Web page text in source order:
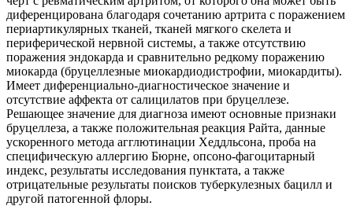
диференцирована благодаря сочетанию артрита с поражением
периартикулярных тканей, тканей мягкого скелета и
периферической нервной системы, а также отсутствию
поражения эндокарда и сравнительно редкому поражению
миокарда (бруцеллезные миокардиодистрофии, миокардиты).
Имеет диференциально-диагностическое значение и
отсутствие аффекта от салицилатов при бруцеллезе.
Решающее значение для диагноза имеют основные признаки
бруцеллеза, а также положительная реакция Райта, данные
ускоренного метода агглютинации Хеддльсона, проба на
специфическую аллергию Бюрне, опсоно-фагоцитарный
индекс, результаты исследования пунктата, а также
отрицательные результаты поисков туберкулезных бацилл и
другой патогенной флоры.